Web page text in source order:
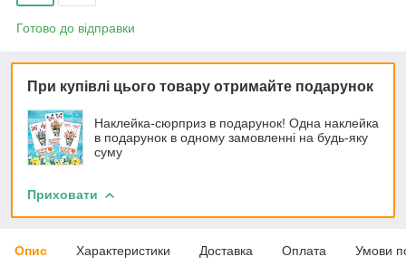
Готово до відправки
При купівлі цього товару отримайте подарунок
Наклейка-сюрприз в подарунок! Одна наклейка
в подарунок в одному замовленні на будь-яку
суму
Приховати
Опис Характеристики Доставка Оплата Умови